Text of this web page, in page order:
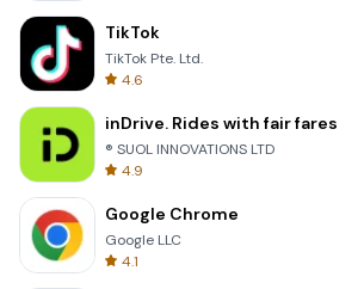
TikTok
TikTok Pte. Ltd.
4.6
inDrive. Rides with fair fares
® SUOL INNOVATIONS LTD
4.9
Google Chrome
Google LLC
4.1